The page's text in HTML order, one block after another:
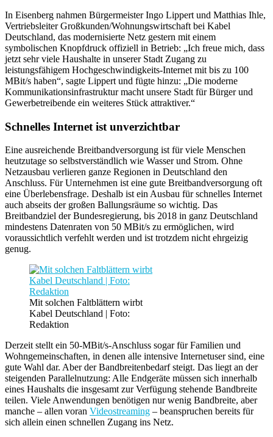
In Eisenberg nahmen Bürgermeister Ingo Lippert und Matthias Ihle,
Vertriebsleiter Großkunden/Wohnungswirtschaft bei Kabel
Deutschland, das modernisierte Netz gestern mit einem
symbolischen Knopfdruck offiziell in Betrieb: „Ich freue mich, dass
jetzt sehr viele Haushalte in unserer Stadt Zugang zu
leistungsfähigem Hochgeschwindigkeits-Internet mit bis zu 100
MBit/s haben“, sagte Lippert und fügte hinzu: „Die moderne
Kommunikationsinfrastruktur macht unsere Stadt für Bürger und
Gewerbetreibende ein weiteres Stück attraktiver.“
Schnelles Internet ist unverzichtbar
Eine ausreichende Breitbandversorgung ist für viele Menschen
heutzutage so selbstverständlich wie Wasser und Strom. Ohne
Netzausbau verlieren ganze Regionen in Deutschland den
Anschluss. Für Unternehmen ist eine gute Breitbandversorgung oft
eine Überlebensfrage. Deshalb ist ein Ausbau für schnelles Internet
auch abseits der großen Ballungsräume so wichtig. Das
Breitbandziel der Bundesregierung, bis 2018 in ganz Deutschland
mindestens Datenraten von 50 MBit/s zu ermöglichen, wird
voraussichtlich verfehlt werden und ist trotzdem nicht ehrgeizig
genug.
Mit solchen Faltblättern wirbt
Kabel Deutschland | Foto:
Redaktion
Derzeit stellt ein 50-MBit/s-Anschluss sogar für Familien und
Wohngemeinschaften, in denen alle intensive Internetuser sind, eine
gute Wahl dar. Aber der Bandbreitenbedarf steigt. Das liegt an der
steigenden Parallelnutzung: Alle Endgeräte müssen sich innerhalb
eines Haushalts die insgesamt zur Verfügung stehende Bandbreite
teilen. Viele Anwendungen benötigen nur wenig Bandbreite, aber
manche – allen voran Videostreaming – beanspruchen bereits für
sich allein einen schnellen Zugang ins Netz.